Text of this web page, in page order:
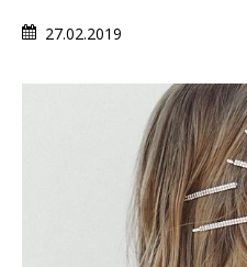
27.02.2019